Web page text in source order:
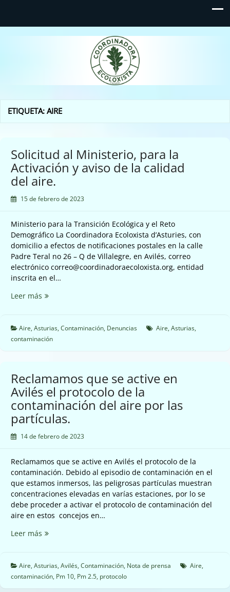
Coordinadora Ecoloxista
d'Asturies
ETIQUETA:AIRE
Solicitud al Ministerio, para la
Activación y aviso de la calidad
del aire.
15 de febrero de 2023
Ministerio para la Transición Ecológica y el Reto
Demográfico La Coordinadora Ecoloxista d’Asturies, con
domicilio a efectos de notificaciones postales en la calle
Padre Teral no 26 – Q de Villalegre, en Avilés, correo
electrónico correo@coordinadoraecoloxista.org, entidad
inscrita en el…
Leer más Solicitud
para
la
de
la
calidad
aire.
Aire, Asturias, Contaminación, Denuncias Aire, Asturias,
contaminación
Reclamamos que se active en
Avilés el protocolo de la
contaminación del aire por las
partículas.
14 de febrero de 2023
Reclamamos que se active en Avilés el protocolo de la
contaminación. Debido al episodio de contaminación en el
que estamos inmersos, las peligrosas partículas muestran
concentraciones elevadas en varías estaciones, por lo se
debe proceder a activar el protocolo de contaminación del
aire en estos concejos en…
Leer más Reclamamos
active
en
Avilés
Aire, Asturias, Avilés, Contaminación, Nota de prensa Aire,
contaminación, Pm 10, Pm 2.5, protocolo